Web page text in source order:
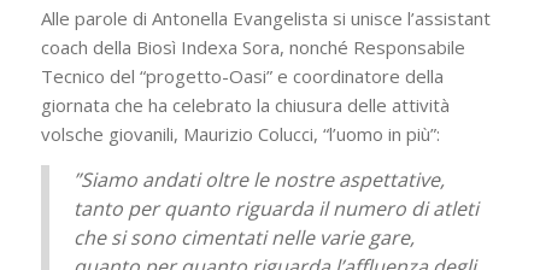
Alle parole di Antonella Evangelista si unisce l’assistant
coach della Biosì Indexa Sora, nonché Responsabile
Tecnico del “progetto-Oasi” e coordinatore della
giornata che ha celebrato la chiusura delle attività
volsche giovanili, Maurizio Colucci, “l’uomo in più”:
”Siamo andati oltre le nostre aspettative,
tanto per quanto riguarda il numero di atleti
che si sono cimentati nelle varie gare,